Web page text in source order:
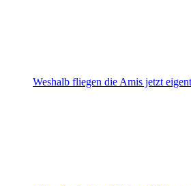
Weshalb fliegen die Amis jetzt